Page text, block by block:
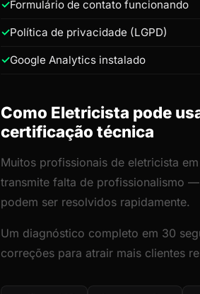
Formulário de contato funcionando
Política de privacidade (LGPD)
Google Analytics instalado
Como Eletricista pode
certificação técnica
Muitos profissionais de eletricista
transmite falta de profissionalismo
podem ser resolvidos rapidamente.
Um diagnóstico completo em 30
correções para atrair mais clientes